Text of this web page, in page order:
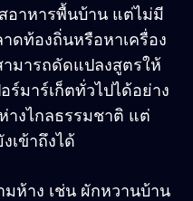
อาหารพื้นบ้าน แต่ไม่มี
ดท้องถิ่นหรือหาเครื่อง
มารถดัดแปลงสูตรให้
ร์มาร์เก็ตทั่วไปได้อย่าง
างไกลธรรมชาติ แต่
เข้าถึงได้
ห้าง เช่น ผักหวานบ้าน